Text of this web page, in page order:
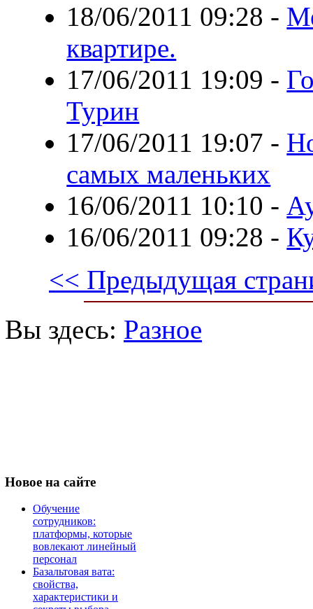
18/06/2011 09:28 -
квартире.
17/06/2011 19:09 -
Турин
17/06/2011 19:07 -
самых маленьких
16/06/2011 10:10 -
16/06/2011 09:28 -
<< Предыдущая
Вы здесь: Разное
Новое на сайте
Обучение
сотрудников:
платформы, которые
вовлекают линейный
персонал
Базальтовая вата:
свойства,
характеристики и